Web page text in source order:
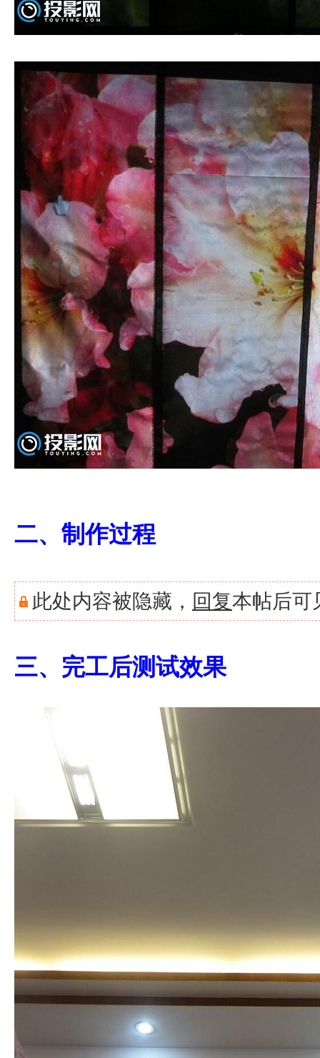
二、制作过程
此处内容被隐藏， 回复本帖后可
三、完工后测试效果